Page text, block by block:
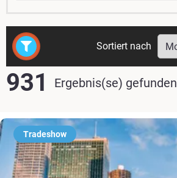
931 Ergebnis(se) gefunden
Sortiert nach
Tradeshow